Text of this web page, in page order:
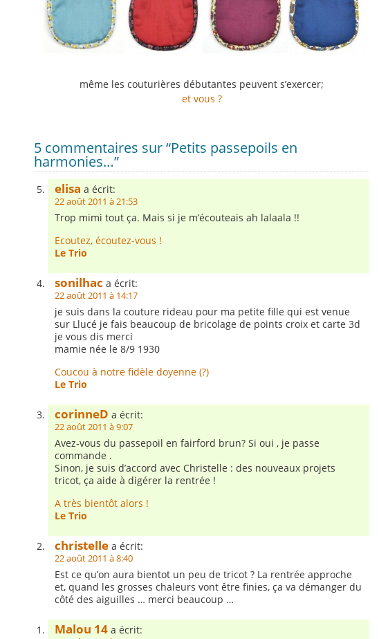
même les couturières débutantes peuvent s’exercer;
et vous ?
5 commentaires sur “Petits passepoils en
harmonies…”
elisa a écrit:
22 août 2011 à 21:53
Trop mimi tout ça. Mais si je m’écouteais ah lalaala !!
Ecoutez, écoutez-vous !
Le Trio
sonilhac a écrit:
22 août 2011 à 14:17
je suis dans la couture rideau pour ma petite fille qui est venue
sur Llucé je fais beaucoup de bricolage de points croix et carte 3d
je vous dis merci
mamie née le 8/9 1930
Coucou à notre fidèle doyenne (?)
Le Trio
corinneD a écrit:
22 août 2011 à 9:07
Avez-vous du passepoil en fairford brun? Si oui , je passe
commande .
Sinon, je suis d’accord avec Christelle : des nouveaux projets
tricot, ça aide à digérer la rentrée !
A très bientôt alors !
Le Trio
christelle a écrit:
22 août 2011 à 8:40
Est ce qu’on aura bientot un peu de tricot ? La rentrée approche
et, quand les grosses chaleurs vont être finies, ça va démanger du
côté des aiguilles … merci beaucoup …
Malou 14 a écrit: